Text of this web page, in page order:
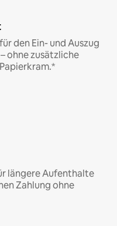
den Ein- und Auszug
ohne zusätzliche
längere Aufenthalte
Zahlung ohne